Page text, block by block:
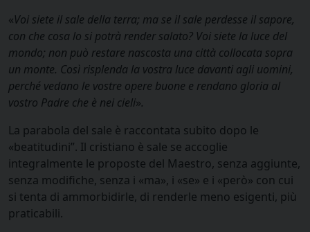
«Voi siete il sale della terra; ma se il sale perdesse il sapore,
con che cosa lo si potrà render salato? Voi siete la luce del
mondo; non può restare nascosta una città collocata sopra
un monte. Così risplenda la vostra luce davanti agli uomini,
perché vedano le vostre opere buone e rendano gloria al
vostro Padre che è nei cieli».
La parabola del sale è raccontata subito dopo le
«beatitudini”. Il cristiano è sale se accoglie
integralmente le proposte del Maestro, senza aggiunte,
senza modifiche, senza i «ma», i «se» e i «però» con cui
si tenta di ammorbidirle, di renderle meno esigenti, più
praticabili.